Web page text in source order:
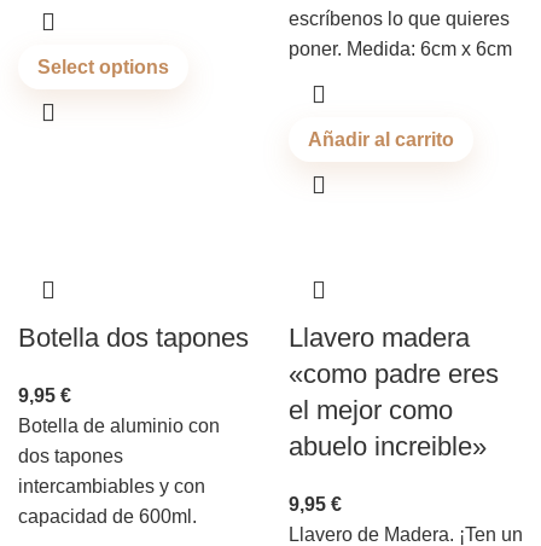
Select options
escríbenos lo que quieres
poner. Medida: 6cm x 6cm
Añadir al carrito
Botella dos tapones
9,95 €
Botella de aluminio con
dos tapones
intercambiables y con
capacidad de 600ml.
Llavero madera
«como padre eres
el mejor como
abuelo increible»
9,95 €
Llavero de Madera. ¡Ten un